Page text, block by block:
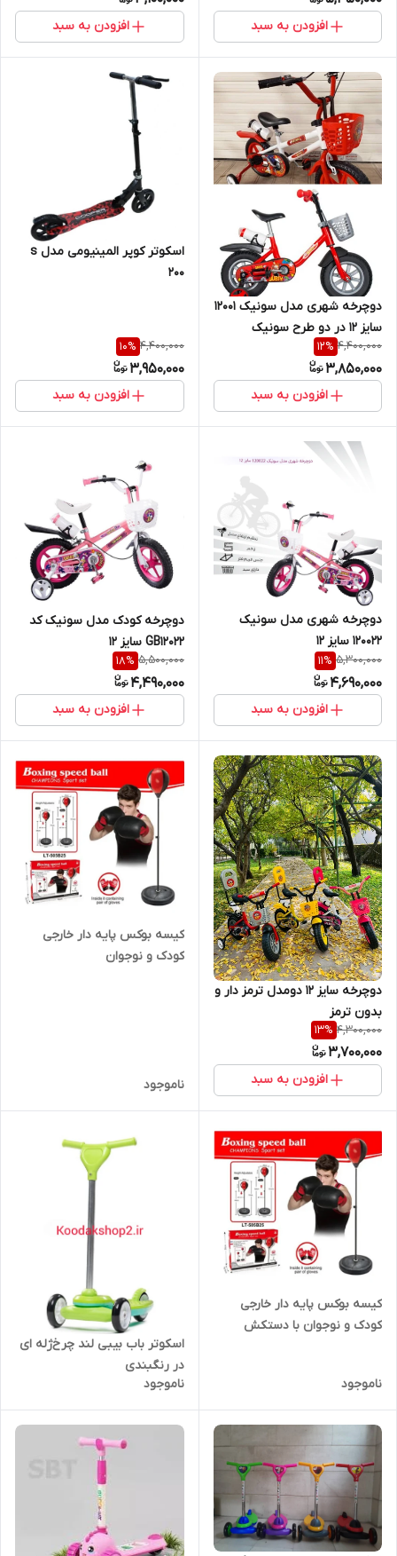
افزودن به سبد افزودن به سبد
دوچرخه شهری مدل سونیک 12001
سایز 12 در دو طرح سونیک
اکو(فاقد ترمز و سونیک ترمز دار)
4,400,000
12%
3,850,000
افزودن به سبد
اسکوتر کوپر المینیومی مدل s
200
4,400,000
10%
3,950,000
افزودن به سبد
دوچرخه شهری مدل سونیک
120022 سایز 12
5,300,000
11%
4,690,000
افزودن به سبد
دوچرخه کودک مدل سونیک کد
GB12022 سایز 12
5,500,000
18%
4,490,000
افزودن به سبد
دوچرخه سایز 12 دو‌مدل ترمز دار و
بدون ترمز
4,300,000
13%
3,700,000
افزودن به سبد
کیسه بوکس پایه دار خارجی
کودک و نوجوان
ناموجود
کیسه بوکس پایه دار خارجی
کودک و نوجوان با دستکش
ناموجود
اسکوتر باب بیبی لند چرخ‌ژله ای
در رنگبندی
ناموجود